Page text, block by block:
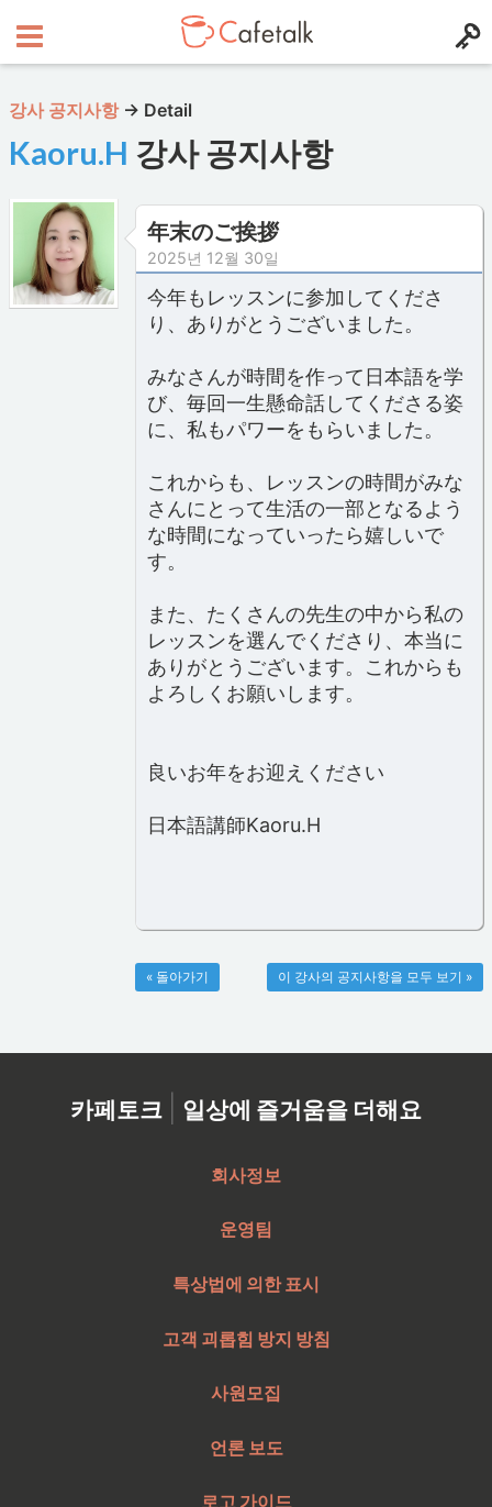
강사 공지사항 → Detail
Kaoru.H 강사 공지사항
年末のご挨拶
2025년 12월 30일
今年もレッスンに参加してくださ
り、ありがとうございました。
みなさんが時間を作って日本語を学
び、毎回一生懸命話してくださる姿
に、私もパワーをもらいました。
これからも、レッスンの時間がみな
さんにとって生活の一部となるよう
な時間になっていったら嬉しいで
す。
また、たくさんの先生の中から私の
レッスンを選んでくださり、本当に
ありがとうございます。これからも
よろしくお願いします。
良いお年をお迎えください
日本語講師Kaoru.H
이 강사의 공지사항을 모두 보기 »
« 돌아가기
카페토크 | 일상에 즐거움을 더해요
회사정보
운영팀
특상법에 의한 표시
고객 괴롭힘 방지 방침
사원모집
언론 보도
로고 가이드